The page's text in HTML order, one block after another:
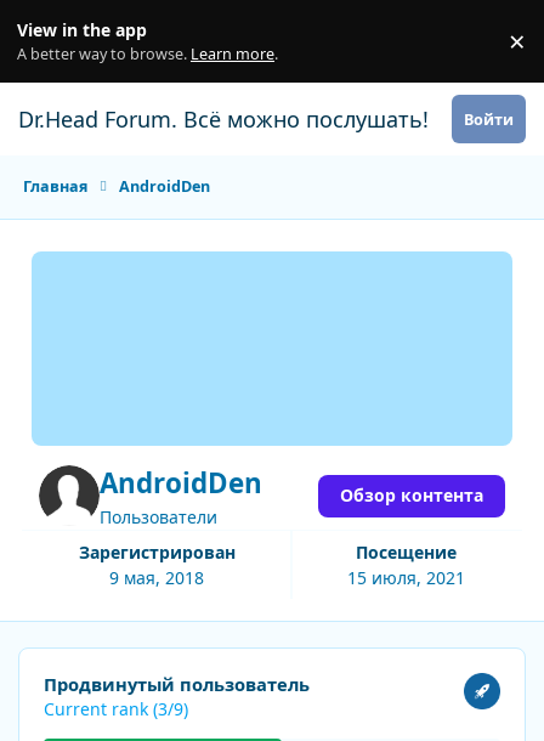
View in the app
A better way to browse. Learn more. ×
Dr.Head Forum. Всё можно послушать! Войти
Главная AndroidDen
AndroidDen
Пользователи
Зарегистрирован
9 мая, 2018
Посещение
15 июля, 2021
Обзор контента
Посмотреть все
Продвинутый пользователь
Current rank (3/9)